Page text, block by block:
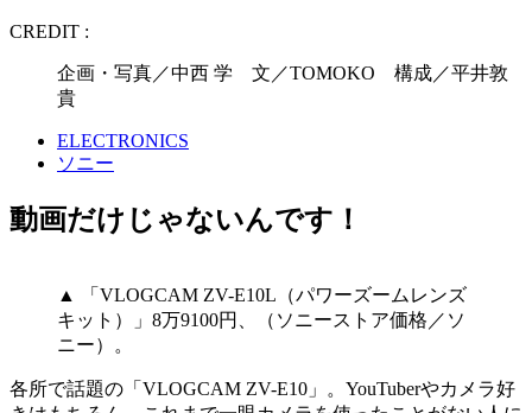
CREDIT :
企画・写真／中西 学 文／TOMOKO 構成／平井敦
貴
ELECTRONICS
ソニー
動画だけじゃないんです！
▲ 「VLOGCAM ZV-E10L（パワーズームレンズ
キット）」8万9100円、（ソニーストア価格／ソ
ニー）。
各所で話題の「VLOGCAM ZV-E10」。YouTuberやカメラ好